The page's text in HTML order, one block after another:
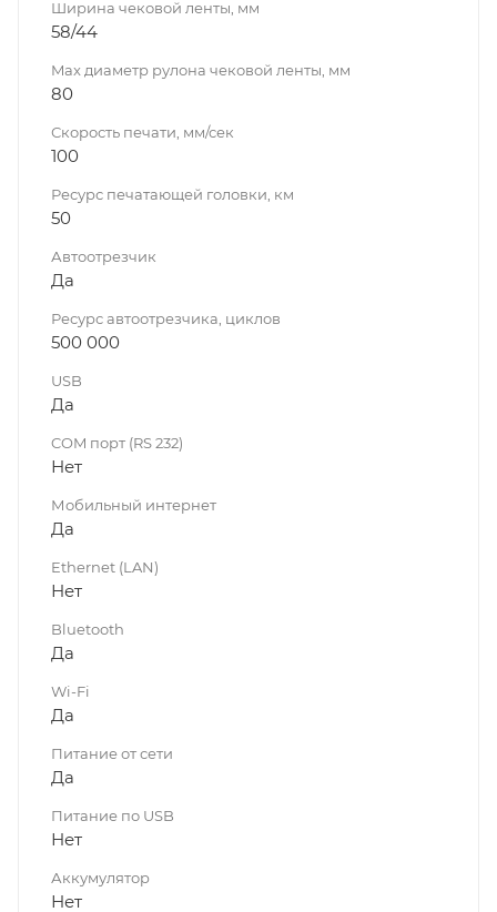
Ширина чековой ленты, мм
58/44
Max диаметр рулона чековой ленты, мм
80
Скорость печати, мм/сек
100
Ресурс печатающей головки, км
50
Автоотрезчик
Да
Ресурс автоотрезчика, циклов
500 000
USB
Да
COM порт (RS 232)
Нет
Мобильный интернет
Да
Ethernet (LAN)
Нет
Bluetooth
Да
Wi-Fi
Да
Питание от сети
Да
Питание по USB
Нет
Аккумулятор
Нет